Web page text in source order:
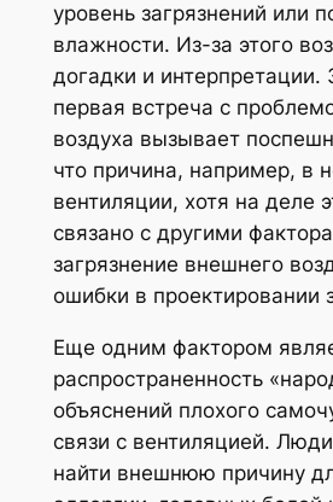
уровень загрязнений или
влажности. Из-за этого
догадки и интерпретации.
первая встреча с
воздуха вызывает
что причина, например, в
вентиляции, хотя на деле
связано с другими
загрязнение внешнего
ошибки в проектировании
Еще одним фактором
распространенность
объяснений плохого
связи с вентиляцией.
найти внешнюю причину